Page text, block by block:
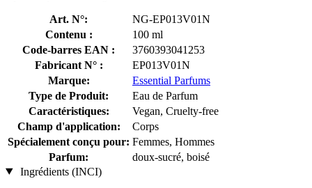
Art. N°:
NG-EP013V01N
Contenu :
100 ml
Code-barres EAN :
3760393041253
Fabricant N° :
EP013V01N
Marque:
Essential Parfums
Type de Produit:
Eau de Parfum
Caractéristiques:
Vegan, Cruelty-free
Champ d'application:
Corps
Spécialement conçu pour: Femmes, Hommes
Parfum:
doux-sucré, boisé
Ingrédients (INCI)